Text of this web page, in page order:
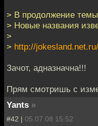
> В продолжение темы
> Новые названия
>
> http://
Зачот, адназначна!!!
Прям смотришь с
Yants »
#42 | 05.07.08 15:52